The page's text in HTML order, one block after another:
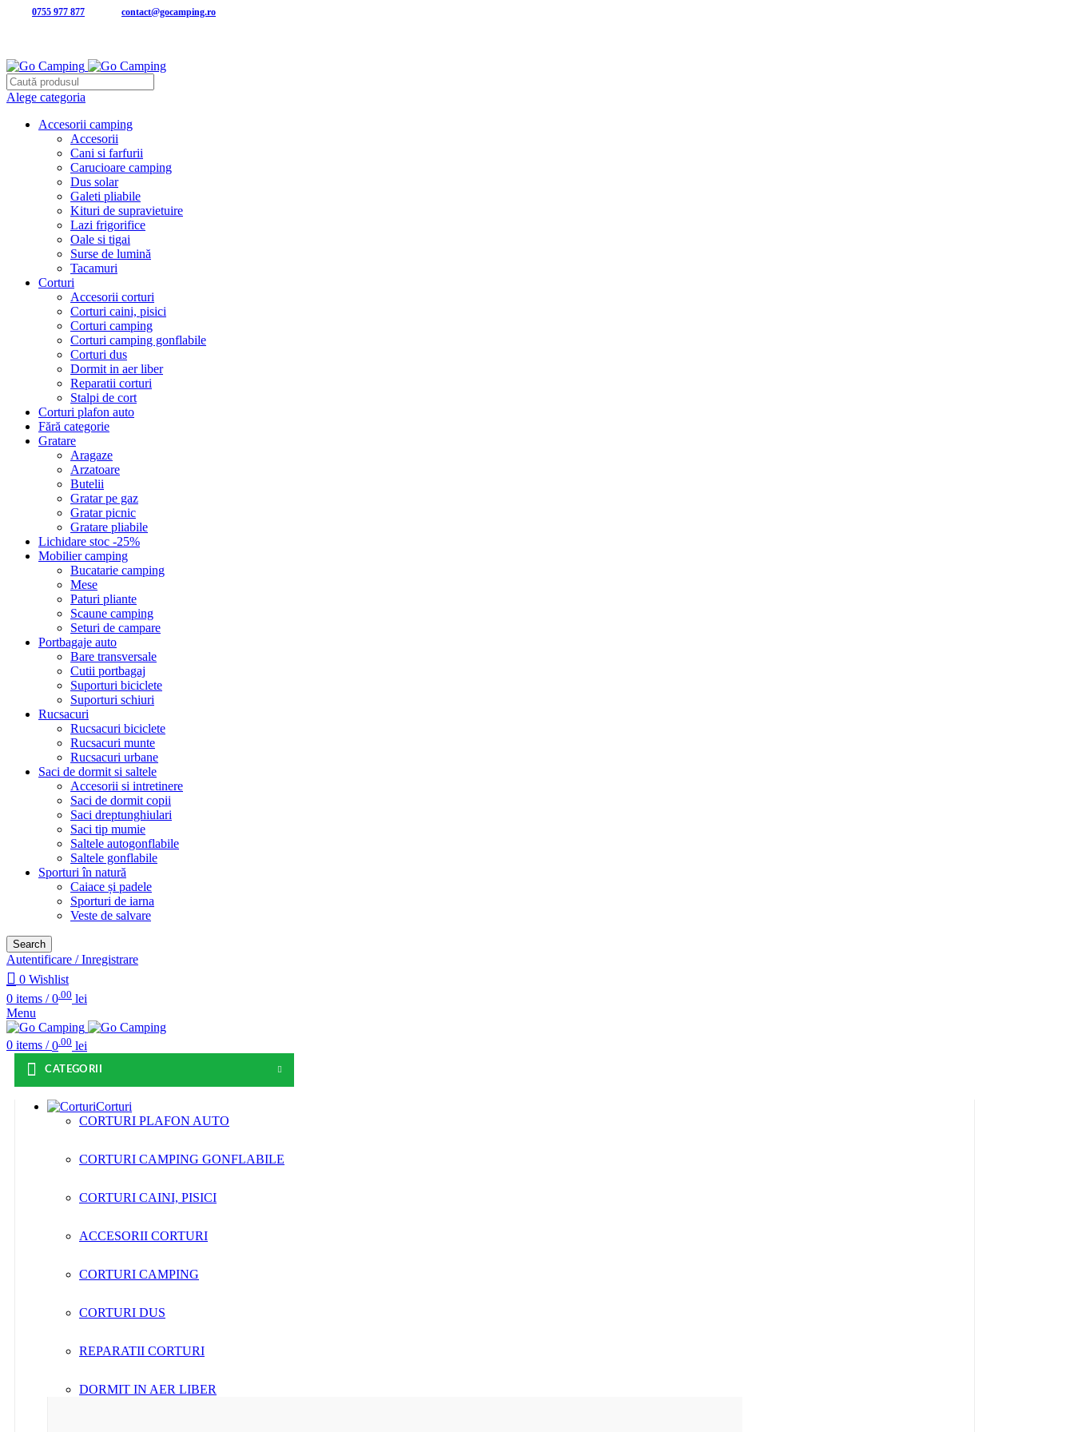
0755 977 877 contact@gocamping.ro
Alege categoria
Accesorii camping
Accesorii
Cani si farfurii
Carucioare camping
Dus solar
Galeti pliabile
Kituri de supravietuire
Lazi frigorifice
Oale si tigai
Surse de lumină
Tacamuri
Corturi
Accesorii corturi
Corturi caini, pisici
Corturi camping
Corturi camping gonflabile
Corturi dus
Dormit in aer liber
Reparatii corturi
Stalpi de cort
Corturi plafon auto
Fără categorie
Gratare
Aragaze
Arzatoare
Butelii
Gratar pe gaz
Gratar picnic
Gratare pliabile
Lichidare stoc -25%
Mobilier camping
Bucatarie camping
Mese
Paturi pliante
Scaune camping
Seturi de campare
Portbagaje auto
Bare transversale
Cutii portbagaj
Suporturi biciclete
Suporturi schiuri
Rucsacuri
Rucsacuri biciclete
Rucsacuri munte
Rucsacuri urbane
Saci de dormit si saltele
Accesorii si intretinere
Saci de dormit copii
Saci dreptunghiulari
Saci tip mumie
Saltele autogonflabile
Saltele gonflabile
Sporturi în natură
Caiace și padele
Sporturi de iarna
Veste de salvare
Search
Autentificare / Inregistrare
0 Wishlist
0 items / 0.00 lei
Menu
0 items / 0 .00 lei
CATEGORII
Corturi
CORTURI PLAFON AUTO
CORTURI CAMPING GONFLABILE
CORTURI CAINI, PISICI
ACCESORII CORTURI
CORTURI CAMPING
CORTURI DUS
REPARATII CORTURI
DORMIT IN AER LIBER